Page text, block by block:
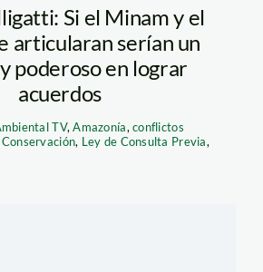
Si el Minam y el
articularan serían un
poderoso en lograr
acuerdos
TV,Amazonía,conflictos
Conservación, Ley de Consulta Previa,